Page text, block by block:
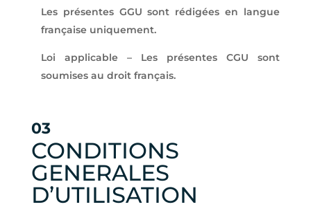
Les présentes GGU sont rédigées en langue
française uniquement.
Loi applicable – Les présentes CGU sont
soumises au droit français.
03
CONDITIONS
GENERALES
D’UTILISATION